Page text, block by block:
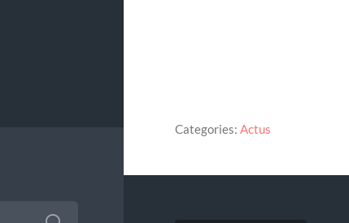
Categories: Actus